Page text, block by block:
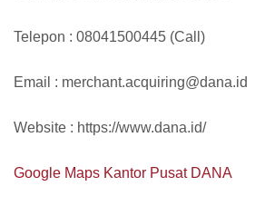
Telepon : 08041500445 (Call)
Email : merchant.acquiring@dana.id
Website : https://www.dana.id/
Google Maps Kantor Pusat DANA